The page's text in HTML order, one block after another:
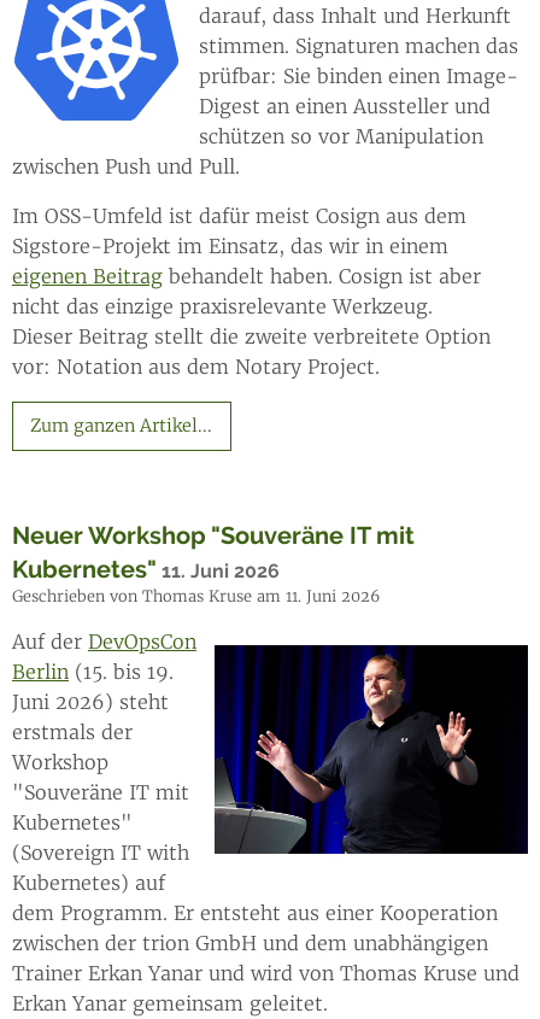
darauf, dass Inhalt und Herkunft
stimmen. Signaturen machen das
prüfbar: Sie binden einen Image-
Digest an einen Aussteller und
schützen so vor Manipulation
zwischen Push und Pull.
Im OSS-Umfeld ist dafür meist Cosign aus dem
Sigstore-Projekt im Einsatz, das wir in einem
eigenen Beitrag behandelt haben. Cosign ist aber
nicht das einzige praxisrelevante Werkzeug.
Dieser Beitrag stellt die zweite verbreitete Option
vor: Notation aus dem Notary Project.
Zum ganzen Artikel...
Neuer Workshop "Souveräne IT mit
Kubernetes" 11. Juni 2026
Geschrieben von Thomas Kruse am 11. Juni 2026
Auf der DevOpsCon
Berlin (15. bis 19.
Juni 2026) steht
erstmals der
Workshop
"Souveräne IT mit
Kubernetes"
(Sovereign IT with
Kubernetes) auf
dem Programm. Er entsteht aus einer Kooperation
zwischen der trion GmbH und dem unabhängigen
Trainer Erkan Yanar und wird von Thomas Kruse und
Erkan Yanar gemeinsam geleitet.